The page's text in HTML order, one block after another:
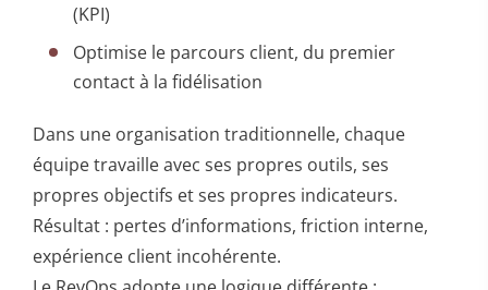
(KPI)
Optimise le parcours client, du premier
contact à la fidélisation
Dans une organisation traditionnelle, chaque
équipe travaille avec ses propres outils, ses
propres objectifs et ses propres indicateurs.
Résultat : pertes d’informations, friction interne,
expérience client incohérente.